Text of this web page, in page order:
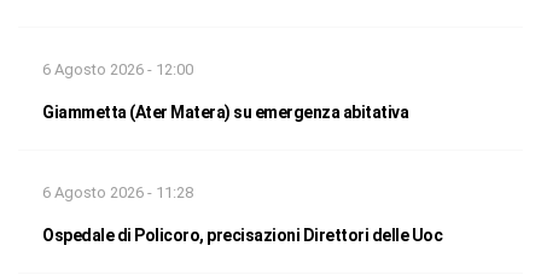
6 Agosto 2026 - 12:00
Giammetta (Ater Matera) su emergenza abitativa
6 Agosto 2026 - 11:28
Ospedale di Policoro, precisazioni Direttori delle Uoc